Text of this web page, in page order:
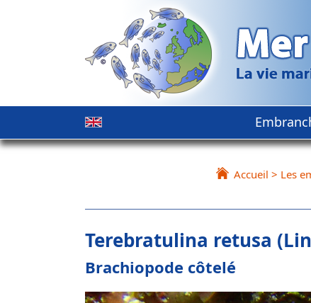
Accueil > Les
Terebratulina retusa
Brachiopode côtelé